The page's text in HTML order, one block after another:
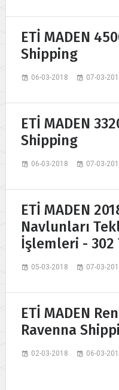
ETİ MADEN
Shipping
06-03-2018 07-03-
ETİ MADEN
Shipping
06-03-2018 07-03-
ETİ MADEN
Navlunları
İşlemleri - 302
05-03-2018 07-03-
ETİ MADEN
Ravenna
02-03-2018 06-03-